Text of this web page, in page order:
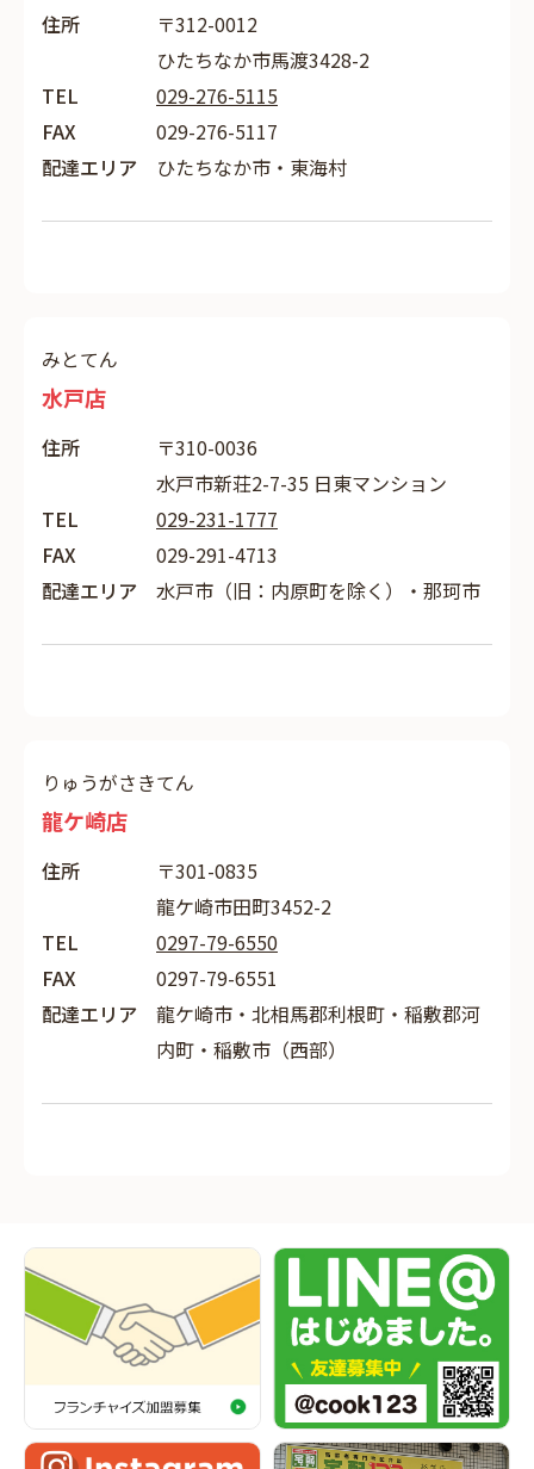
住所
〒312-0012
ひたちなか市馬渡3428-2
TEL
029-276-5115
FAX
029-276-5117
配達エリア
ひたちなか市・東海村
みとてん
水戸店
住所
〒310-0036
水戸市新荘2-7-35 日東マンション
TEL
029-231-1777
FAX
029-291-4713
配達エリア
水戸市（旧：内原町を除く）・那珂市
りゅうがさきてん
龍ケ崎店
住所
〒301-0835
龍ケ崎市田町3452-2
TEL
0297-79-6550
FAX
0297-79-6551
配達エリア
龍ケ崎市・北相馬郡利根町・稲敷郡河
内町・稲敷市（西部）